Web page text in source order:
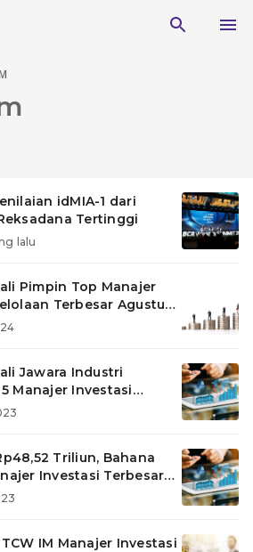
idMIA-1 dari
Tertinggi
lalu
Pimpin Top Manajer
Terbesar Agustus
Jawara Industri
Manajer Investasi
Triliun, Bahana
Investasi Terbesar
IM Manajer Investasi